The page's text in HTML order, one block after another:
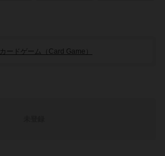
カードゲーム（Card Game）